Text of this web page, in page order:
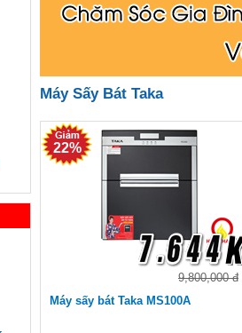
Máy Sấy Bát Taka
22%
9,800,000 đ
Máy sấy bát Taka MS100A